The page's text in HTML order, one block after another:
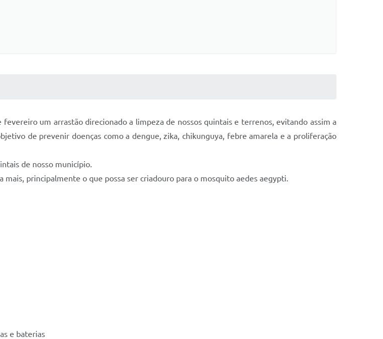
um arrastão direcionado a limpeza de nossos quintais e terrenos, evitando assim a
de prevenir doenças como a dengue, zika, chikunguya, febre amarela e a proliferação
de nosso município.
mais, principalmente o que possa ser criadouro para o mosquito aedes aegypti.
e baterias